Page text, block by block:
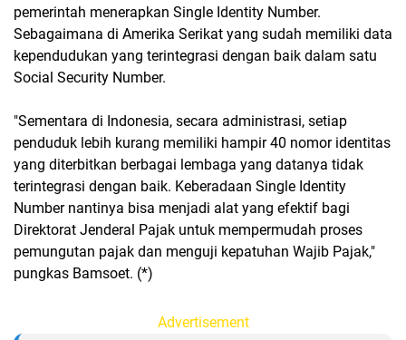
pemerintah menerapkan Single Identity Number.
Sebagaimana di Amerika Serikat yang sudah memiliki data
kependudukan yang terintegrasi dengan baik dalam satu
Social Security Number.
"Sementara di Indonesia, secara administrasi, setiap
penduduk lebih kurang memiliki hampir 40 nomor identitas
yang diterbitkan berbagai lembaga yang datanya tidak
terintegrasi dengan baik. Keberadaan Single Identity
Number nantinya bisa menjadi alat yang efektif bagi
Direktorat Jenderal Pajak untuk mempermudah proses
pemungutan pajak dan menguji kepatuhan Wajib Pajak,"
pungkas Bamsoet. (*)
Advertisement